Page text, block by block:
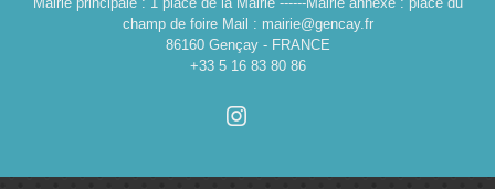
champ de foire Mail : mairie@gencay.fr
86160 Gençay - FRANCE
+33 5 16 83 80 86